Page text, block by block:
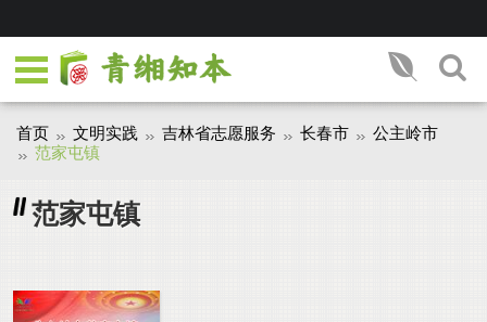
首页 文明实践 吉林省志愿服务 长春市
公主岭市
范家屯镇
范家屯镇